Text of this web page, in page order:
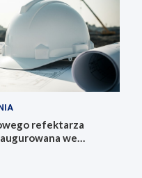
refektarza
we